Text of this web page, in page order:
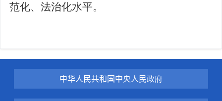
范化、法治化水平。
中华人民共和国中央人民政府